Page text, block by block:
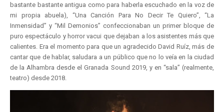
bastante bastante antigua como para haberla escuchado en la voz de
mi propia abuela), “Una Canción Para No Decir Te Quiero”, “La
Inmensidad” y “Mil Demonios” confeccionaban un primer bloque de
puro espectáculo y horror vacui que dejaban a los asistentes más que
calientes. Era el momento para que un agradecido David Ruíz, más de
cantar que de hablar, saludara a un público que no lo veía en la ciudad
de la Alhambra desde el Granada Sound 2019, y en “sala” (realmente,
teatro) desde 2018.